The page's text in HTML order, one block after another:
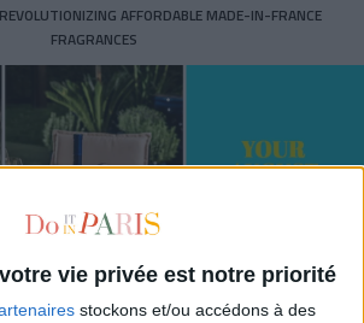
vie privée est notre priorité
stockons et/ou accédons à des
AFFORDABLE MADE-IN-FRANCE
FRAGRANCES